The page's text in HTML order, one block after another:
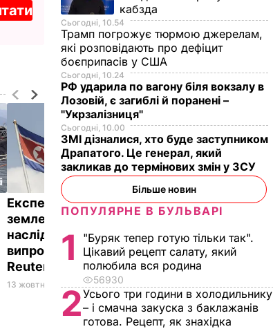
Експерти вважають
землетруси у КНДР
наслідком ядерних
випробувань –
Reuters
13 жовтня, 11.53 СВІТ
Глава апарату Білого
дому вважає, що
зараз загроза КНДР є
керованою
13 жовтня, 01.50
кабзда
Сьогодні, 10.54
Трамп погрожує тюрмою джерелам,
які розповідають про дефіцит
боєприпасів у США
Сьогодні, 10.24
РФ ударила по вагону біля вокзалу в
Лозовій, є загиблі й поранені –
"Укрзалізниця"
Сьогодні, 10.00
ЗМІ дізналися, хто буде заступником
Драпатого. Це генерал, який
закликав до термінових змін у ЗСУ
Більше новин
ПОПУЛЯРНЕ В БУЛЬВАРІ
1
"Буряк тепер готую тільки так".
Цікавий рецепт салату, який
полюбила вся родина
56930
2Усього три години в холодильнику
– і смачна закуска з баклажанів
готова. Рецепт, як знахідка